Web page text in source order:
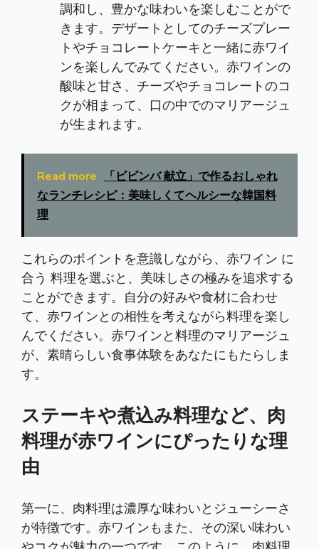
調和し、豊かな味わいを楽しむことがで
きます。デザートとしてのチーズプレー
トやチョコレートケーキと一緒に赤ワイ
ンを楽しんでみてください。赤ワインの
酸味と甘さ、チーズやチョコレートのコ
クが相まって、口の中でのマリアージュ
が生まれます。
Read more
「ビビンバ 献立」で作るおしゃれ
なランチレシピ：美味しくてヘルシーな韓国料
理
これらのポイントを意識しながら、赤ワイン に
合う 料理を選ぶと、美味しさの極みを追求する
ことができます。自分の好みや食材に合わせ
て、赤ワインとの相性を考えながら料理を楽し
んでください。赤ワインと料理のマリアージュ
が、素晴らしい食事体験をあなたにもたらしま
す。
ステーキや煮込み料理など、肉
料理が赤ワインにぴったりな理
由
第一に、肉料理は濃厚な味わいとジューシーさ
が特徴です。赤ワインもまた、その深い味わい